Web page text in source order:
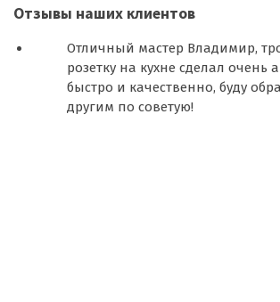
Отзывы наших клиентов
Отличный мастер Владимир,
розетку на кухне сделал очень
быстро и качественно, буду
другим по советую!